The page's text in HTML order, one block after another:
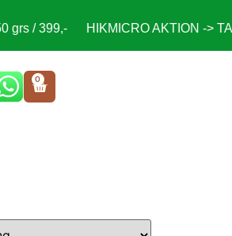
/ 399,- HIKMICRO AKTION ->
0